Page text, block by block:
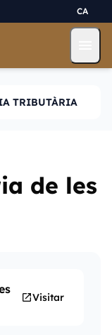
CA
TRIBUTÀRIA
de les
open_in_newVisitar